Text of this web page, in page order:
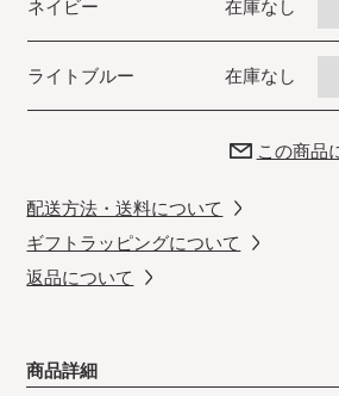
ネイビー 在庫なし
ライトブルー 在庫なし
この商品
配送方法・送料について
ギフトラッピングについて
返品について
商品詳細